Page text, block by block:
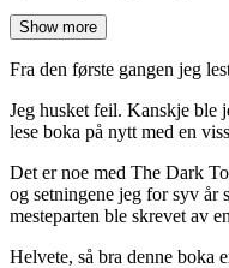
Show more
Fra den første gangen jeg
Jeg husket feil. Kanskje ble
lese boka på nytt med en
Det er noe med The Dark
og setningene jeg for syv år
mesteparten ble skrevet av
Helvete, så bra denne boka